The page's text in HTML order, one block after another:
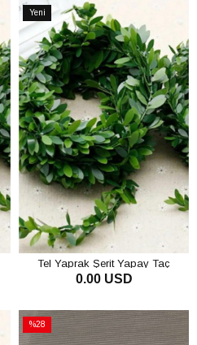
Yeni
Ürün
Tel Yaprak Şerit Yapay Taç
Sarmaşık Süs 7 mt
0.00 USD
%28
İndirim